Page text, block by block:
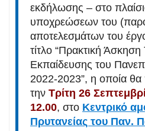
εκδήλωσης – στο
υποχρεώσεων του
αποτελεσμάτων του
τίτλο “Πρακτική Άσκηση
Εκπαίδευσης του
2022-2023”, η οποία θα
την Τρίτη 26
12.00, στο Κεντρικό
Πρυτανείας του Παν.